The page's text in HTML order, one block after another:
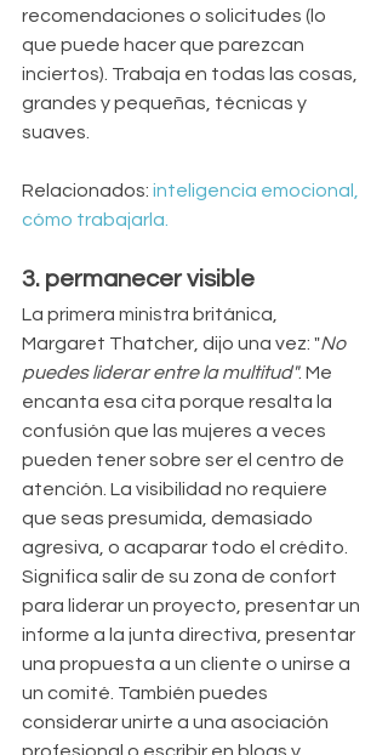
recomendaciones o solicitudes (lo
que puede hacer que parezcan
inciertos). Trabaja en todas las cosas,
grandes y pequeñas, técnicas y
suaves.
Relacionados: inteligencia emocional,
cómo trabajarla.
3. permanecer visible
La primera ministra británica,
Margaret Thatcher, dijo una vez: "No
puedes liderar entre la multitud". Me
encanta esa cita porque resalta la
confusión que las mujeres a veces
pueden tener sobre ser el centro de
atención. La visibilidad no requiere
que seas presumida, demasiado
agresiva, o acaparar todo el crédito.
Significa salir de su zona de confort
para liderar un proyecto, presentar un
informe a la junta directiva, presentar
una propuesta a un cliente o unirse a
un comité. También puedes
considerar unirte a una asociación